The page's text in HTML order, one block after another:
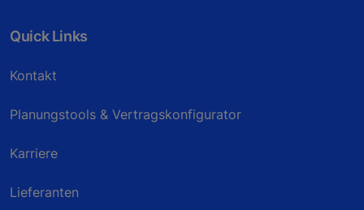
Quick Links
Kontakt
Planungstools & Vertragskonfigurator
Karriere
Lieferanten